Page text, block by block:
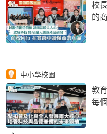
校
的
中小學校園
教
每